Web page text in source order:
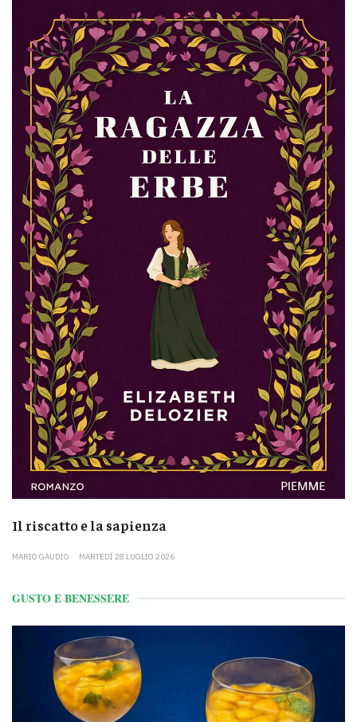
Il riscatto e la sapienza
MARIO GAUDIO MARTEDÌ 28 LUGLIO 2026
GUSTO E BENESSERE